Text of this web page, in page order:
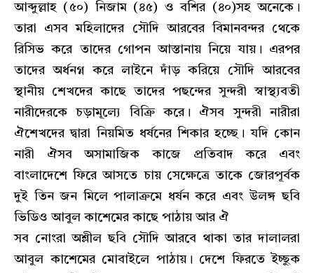
আব্দুল্লাহ (৫০) নিজাম (৪৫) ও বশির (৪০)সহ অনেকে।
তারা এসব মহিলাদের সৌদি আরবের বিমানবন্দর থেকে
রিসিভ করে তাদের গোপন আস্তানায় নিয়ে যায়। এরপর
তাদের অর্ধনগ্ন করে লাইনে দাঁড় করিয়ে সৌদি আরবের
স্থানীয় শেখদের কাছে তাদের পছন্দের সুন্দরী স্বাস্থ্যবতী
নারীদেরকে চড়ামূল্যে বিক্রি করে। ঐসব সুন্দরী নারীরা
ঐশেখদের দ্বারা নিয়মিত ধর্ষনের শিকার হচ্ছে। যদি কোন
নারী ঐসব অসামাজিক কাজে প্রতিবাদ করে এবং
বাংলাদেশে ফিরে আসতে চায় সেক্ষেত্রে তাকে জোরপূর্বক
দুই তিন জন মিলে পালাক্রমে ধর্ষন করে এবং উলঙ্গ ছবি
ভিডিও আবুল কাশেমের কাছে পাঠায় আর ঐ
সব নোংরা অশ্লীল ছবি সৌদি আরবে থাকা তার দালালরা
আবুল কাশেমের মোবাইলে পাঠায়। দেশে ফিরতে ইচ্ছুক